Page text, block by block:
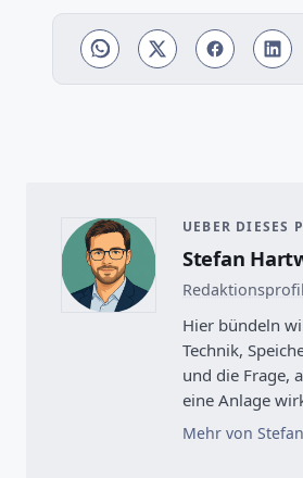
UEBER DIESES
Stefan
Redaktionsprofil
Hier bündeln
Technik,
und die Frage,
eine Anlage
Mehr von